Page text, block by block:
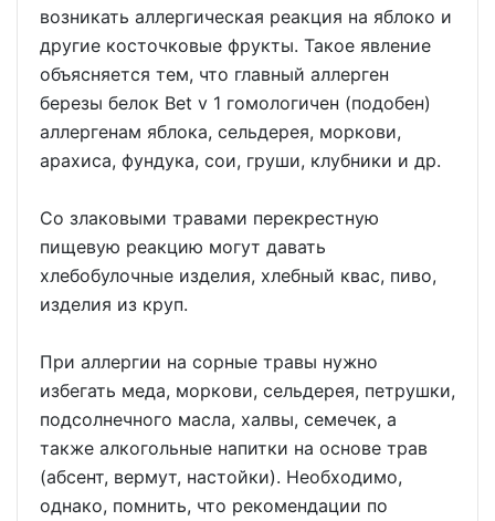
возникать аллергическая реакция на яблоко и
другие косточковые фрукты. Такое явление
объясняется тем, что главный аллерген
березы белок Bet v 1 гомологичен (подобен)
аллергенам яблока, сельдерея, моркови,
арахиса, фундука, сои, груши, клубники и др.
Со злаковыми травами перекрестную
пищевую реакцию могут давать
хлебобулочные изделия, хлебный квас, пиво,
изделия из круп.
При аллергии на сорные травы нужно
избегать меда, моркови, сельдерея, петрушки,
подсолнечного масла, халвы, семечек, а
также алкогольные напитки на основе трав
(абсент, вермут, настойки). Необходимо,
однако, помнить, что рекомендации по